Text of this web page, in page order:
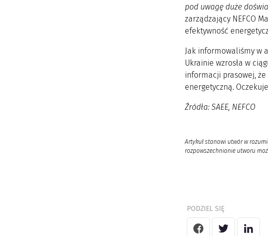
pod uwagę duże
zarządzający NEFCO
efektywność
Jak informowaliśmy w
Ukrainie wzrosła w
informacji prasowej,
energetyczną.
Źródła: SAEE, NEFCO
Artykuł stanowi utwór w
rozpowszechnianie utworu
PODZIEL SIĘ